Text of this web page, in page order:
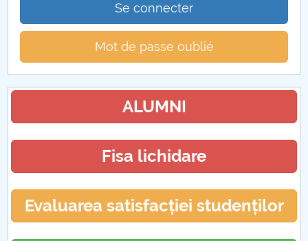
Se connecter
Mot de passe oublié
ALUMNI
Fisa lichidare
Evaluarea satisfacției studenților